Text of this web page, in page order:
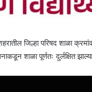
जिल्हा परिषद शाळा
शाळा पूर्णतः दुर्लक्षित